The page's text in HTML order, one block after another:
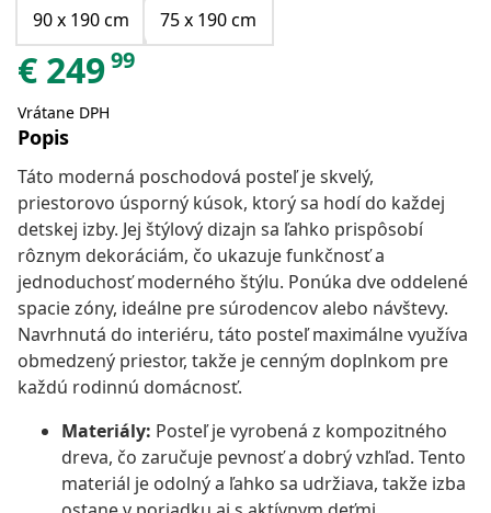
90 x 190 cm
75 x 190 cm
€ 24999
Vrátane DPH
Popis
Táto moderná poschodová posteľ je skvelý,
priestorovo úsporný kúsok, ktorý sa hodí do každej
detskej izby. Jej štýlový dizajn sa ľahko prispôsobí
rôznym dekoráciám, čo ukazuje funkčnosť a
jednoduchosť moderného štýlu. Ponúka dve oddelené
spacie zóny, ideálne pre súrodencov alebo návštevy.
Navrhnutá do interiéru, táto posteľ maximálne využíva
obmedzený priestor, takže je cenným doplnkom pre
každú rodinnú domácnosť.
Materiály: Posteľ je vyrobená z kompozitného
dreva, čo zaručuje pevnosť a dobrý vzhľad. Tento
materiál je odolný a ľahko sa udržiava, takže izba